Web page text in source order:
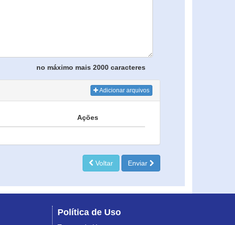
no máximo mais 2000 caracteres
Adicionar arquivos
Ações
Voltar Enviar
Política de Uso